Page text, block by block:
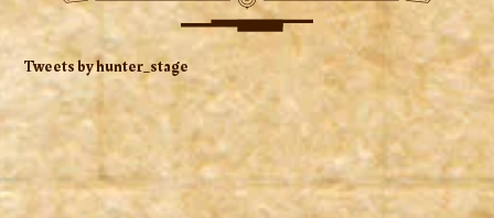
Tweets by hunter_stage